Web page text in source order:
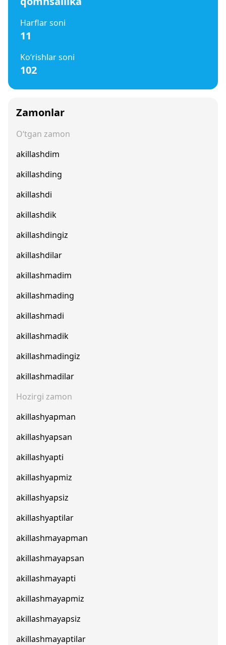
Harflar soni
11
Ko‘rishlar soni
102
Zamonlar
O‘tgan zamon
akillashdim
akillashding
akillashdi
akillashdik
akillashdingiz
akillashdilar
akillashmadim
akillashmading
akillashmadi
akillashmadik
akillashmadingiz
akillashmadilar
Hozirgi zamon
akillashyapman
akillashyapsan
akillashyapti
akillashyapmiz
akillashyapsiz
akillashyaptilar
akillashmayapman
akillashmayapsan
akillashmayapti
akillashmayapmiz
akillashmayapsiz
akillashmayaptilar